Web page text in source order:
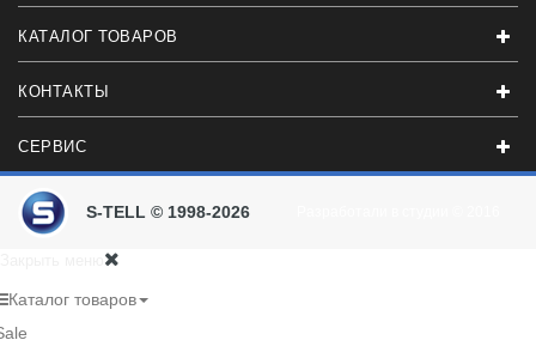
КАТАЛОГ ТОВАРОВ
КОНТАКТЫ
СЕРВИС
S-TELL © 1998-2026
Каталог товаров